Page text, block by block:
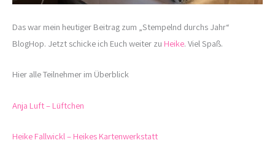
Das war mein heutiger Beitrag zum „Stempelnd durchs Jahr“
BlogHop. Jetzt schicke ich Euch weiter zu Heike. Viel Spaß.
Hier alle Teilnehmer im Überblick
Anja Luft – Lüftchen
Heike Fallwickl – Heikes Kartenwerkstatt